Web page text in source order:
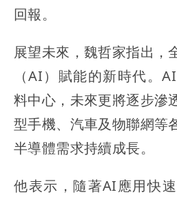
回報。
展望未來，魏哲家指出，
（AI）賦能的新時代。
料中心，未來更將逐步滲
型手機、汽車及物聯網等
半導體需求持續成長。
他表示，隨著AI應用快